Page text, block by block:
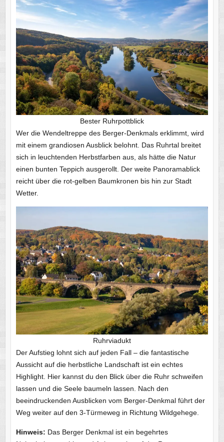
Bester Ruhrpottblick
Wer die Wendeltreppe des Berger-Denkmals erklimmt, wird
mit einem grandiosen Ausblick belohnt. Das Ruhrtal breitet
sich in leuchtenden Herbstfarben aus, als hätte die Natur
einen bunten Teppich ausgerollt. Der weite Panoramablick
reicht über die rot-gelben Baumkronen bis hin zur Stadt
Wetter.
Ruhrviadukt
Der Aufstieg lohnt sich auf jeden Fall – die fantastische
Aussicht auf die herbstliche Landschaft ist ein echtes
Highlight. Hier kannst du den Blick über die Ruhr schweifen
lassen und die Seele baumeln lassen. Nach den
beeindruckenden Ausblicken vom Berger-Denkmal führt der
Weg weiter auf den 3-Türmeweg in Richtung Wildgehege.
Hinweis: Das Berger Denkmal ist ein begehrtes